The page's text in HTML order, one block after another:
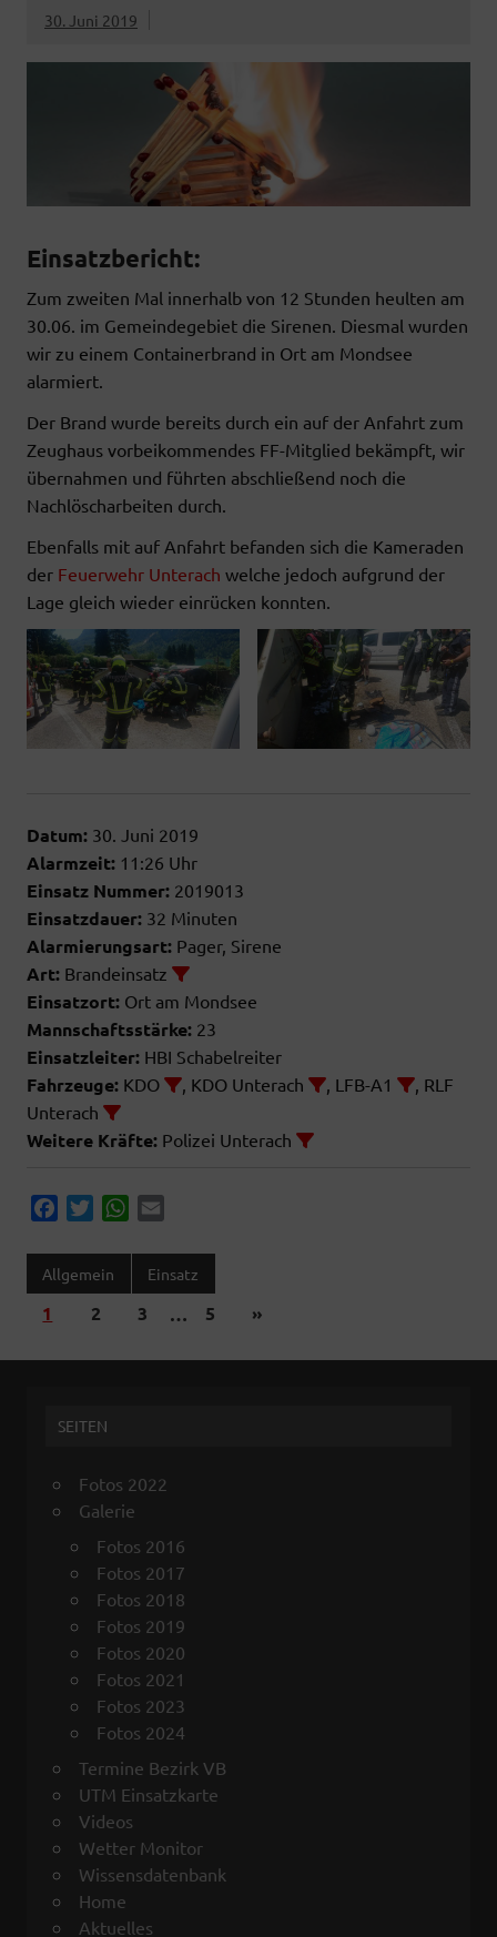
o
r
p
30. Juni 2019
Einsatzbericht:
Zum zweiten Mal innerhalb von 12 Stunden heulten am
30.06. im Gemeindegebiet die Sirenen. Diesmal wurden
wir zu einem Containerbrand in Ort am Mondsee
alarmiert.
Der Brand wurde bereits durch ein auf der Anfahrt zum
Zeughaus vorbeikommendes FF-Mitglied bekämpft, wir
übernahmen und führten abschließend noch die
Nachlöscharbeiten durch.
Ebenfalls mit auf Anfahrt befanden sich die Kameraden
der Feuerwehr Unterach welche jedoch aufgrund der
Lage gleich wieder einrücken konnten.
Datum: 30. Juni 2019
Alarmzeit: 11:26 Uhr
Einsatz Nummer: 2019013
Einsatzdauer: 32 Minuten
Alarmierungsart: Pager, Sirene
Art: Brandeinsatz
Einsatzort: Ort am Mondsee
Mannschaftsstärke: 23
Einsatzleiter: HBI Schabelreiter
Fahrzeuge: KDO , KDO Unterach , LFB-A1
, RLF
Unterach
Weitere Kräfte: Polizei Unterach
e
t
t
W
t
i
Allgemein Einsatz
1 2 3 … 5 »
SEITEN
Fotos 2022
Galerie
Fotos 2016
Fotos 2017
Fotos 2018
Fotos 2019
Fotos 2020
Fotos 2021
Fotos 2023
Fotos 2024
Termine Bezirk VB
UTM Einsatzkarte
Videos
Wetter Monitor
Wissensdatenbank
Home
Aktuelles